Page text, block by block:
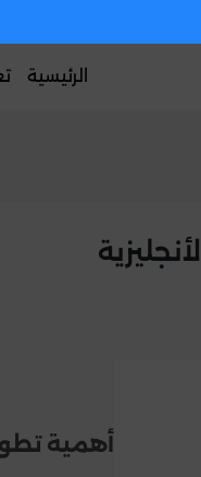
الرئيسية
أهمية